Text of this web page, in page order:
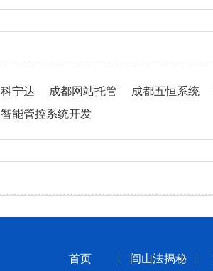
科宁达 成都网站托管 成都五恒系统
智能管控系统开发
首页 闾山法揭秘